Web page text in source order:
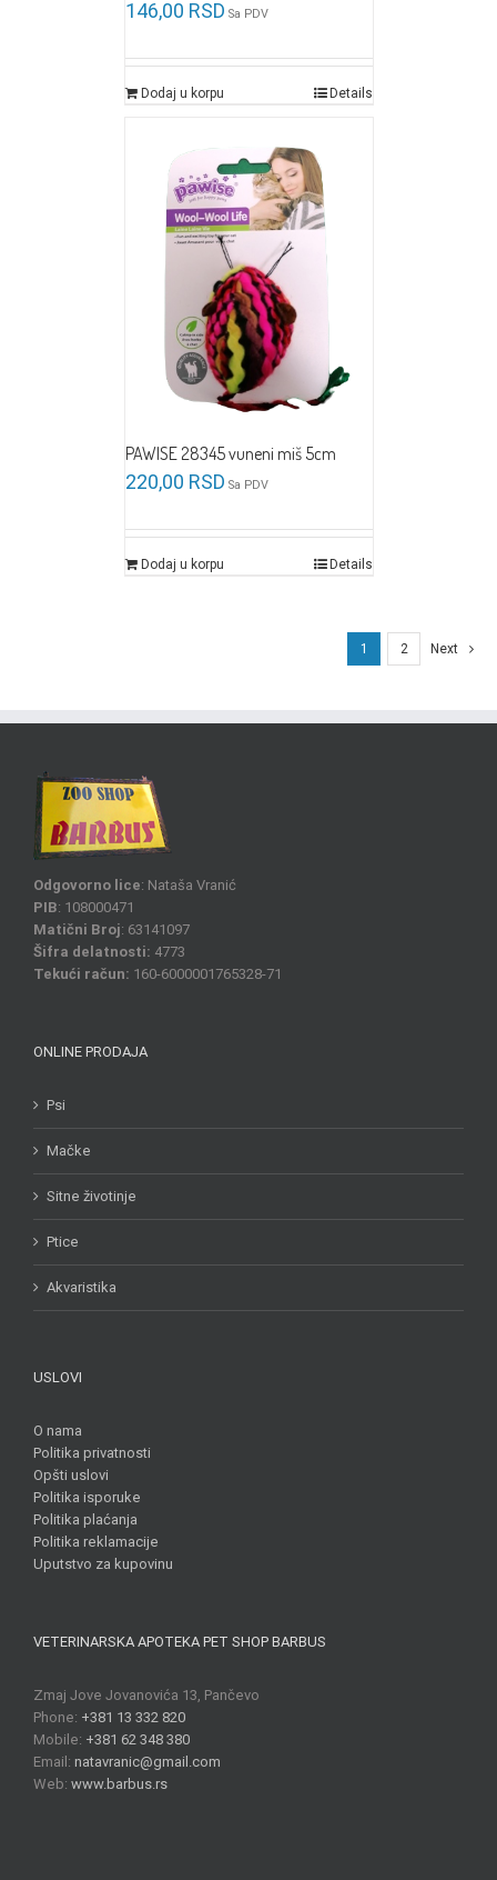
146,00 RSD Sa PDV
Dodaj u korpu Details
PAWISE 28345 vuneni miš 5cm
220,00 RSD Sa PDV
Dodaj u korpu Details
1 2 Next
Odgovorno lice: Nataša Vranić
PIB: 108000471
Matični Broj: 63141097
Šifra delatnosti: 4773
Tekući račun: 160-6000001765328-71
ONLINE PRODAJA
Psi
Mačke
Sitne životinje
Ptice
Akvaristika
USLOVI
O nama
Politika privatnosti
Opšti uslovi
Politika isporuke
Politika plaćanja
Politika reklamacije
Uputstvo za kupovinu
VETERINARSKA APOTEKA PET SHOP BARBUS
Zmaj Jove Jovanovića 13, Pančevo
Phone: +381 13 332 820
Mobile: +381 62 348 380
Email: natavranic@gmail.com
Web: www.barbus.rs